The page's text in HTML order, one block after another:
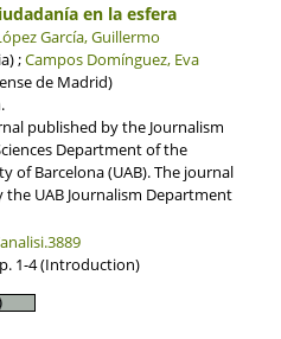
en la esfera
García, Guillermo
;Campos Domínguez, Eva
de Madrid)
published by the Journalism
Department of the
of Barcelona (UAB). The journal
the UAB Journalism Department
1-4 (Introduction)